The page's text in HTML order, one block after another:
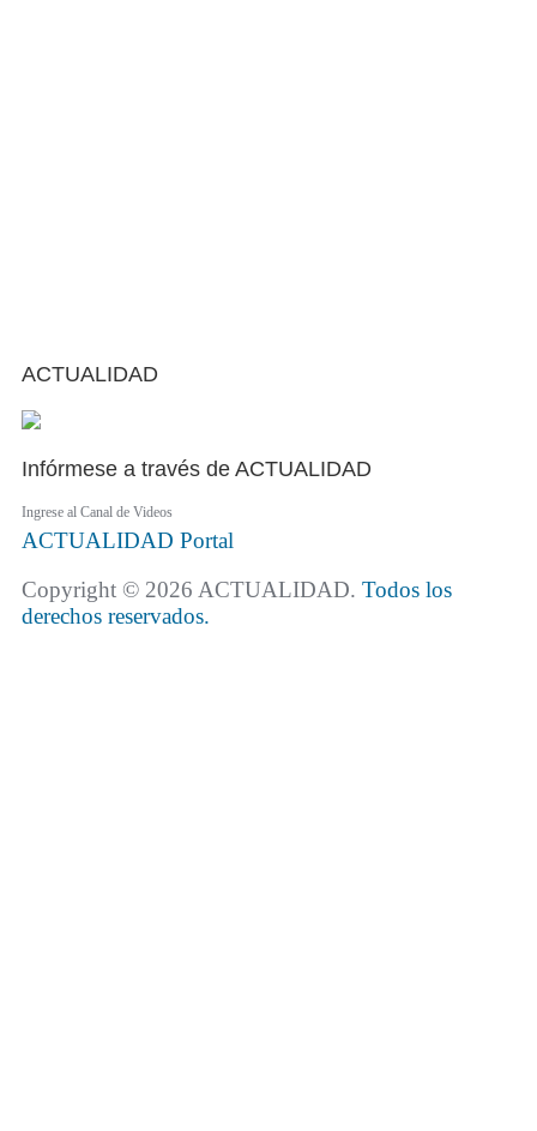
ACTUALIDAD
Infórmese a través de ACTUALIDAD
Ingrese al Canal de Videos
ACTUALIDAD Portal
Copyright © 2026 ACTUALIDAD. Todos los
derechos reservados.